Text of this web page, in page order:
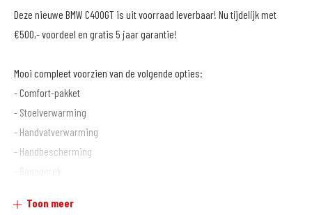
Deze nieuwe BMW C400GT is uit voorraad leverbaar! Nu tijdelijk met
€500,- voordeel en gratis 5 jaar garantie!
Mooi compleet voorzien van de volgende opties:
- Comfort-pakket
- Stoelverwarming
- Handvatverwarming
- Handbescherming
- Bagagerek
Toon meer